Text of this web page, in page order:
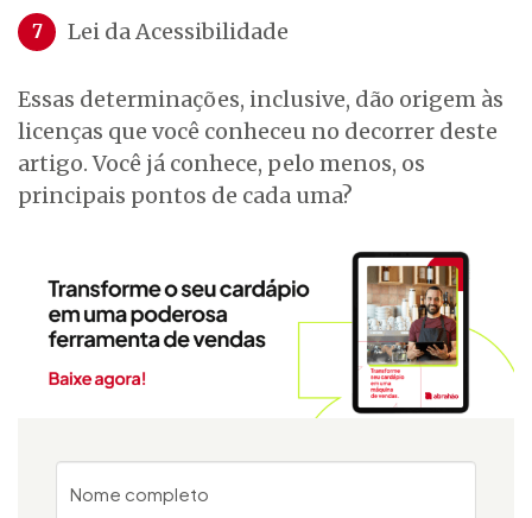
Lei da Acessibilidade
Essas determinações, inclusive, dão origem às
licenças que você conheceu no decorrer deste
artigo. Você já conhece, pelo menos, os
principais pontos de cada uma?
Nome completo